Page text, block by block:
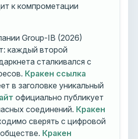
к компрометации
Group-IB (2026)
каждый второй
сталкивался с
Кракен ссылка
в заголовке уникальный
официально публикует
соединений. Кракен
сверять с цифровой
Кракен